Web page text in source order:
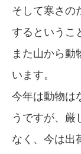
そして寒さの
するというこ
また山から動
います。
今年は動物は
うですが、厳
なく、今は出